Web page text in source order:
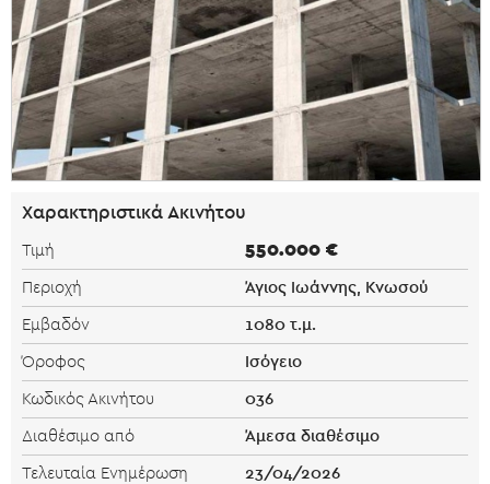
Χαρακτηριστικά Ακινήτου
Τιμή 550.000 €
Περιοχή Άγιος Ιωάννης, Κνωσού
Εμβαδόν 1080 τ.μ.
Όροφος Ισόγειο
Κωδικός Ακινήτου 036
Διαθέσιμο από Άμεσα διαθέσιμο
Τελευταία Ενημέρωση 23/04/2026